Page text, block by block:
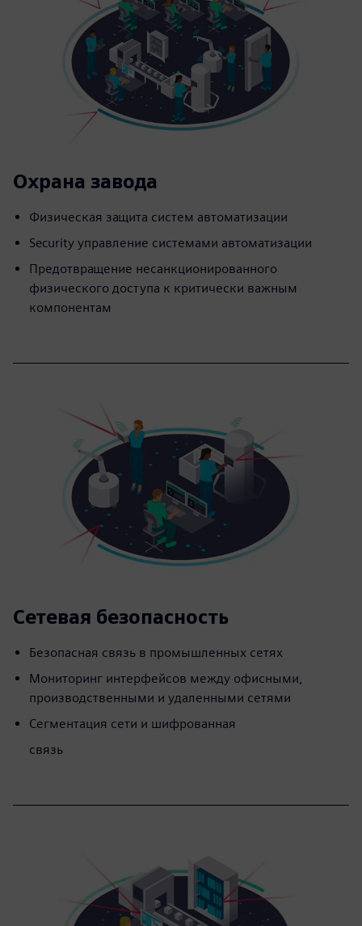
Охрана завода
Физическая защита систем автоматизации
Security управление системами автоматизации
Предотвращение несанкционированного
физического доступа к критически важным
компонентам
Сетевая безопасность
Безопасная связь в промышленных сетях
Мониторинг интерфейсов между офисными,
производственными и удаленными сетями
Сегментация сети и шифрованная
связь